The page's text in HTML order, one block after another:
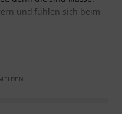
und fühlen sich beim